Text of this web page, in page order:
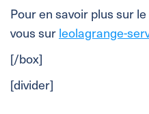
Pour en savoir plus sur
vous surleolagrange-
[/box]
[divider]